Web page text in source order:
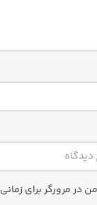
در مرورگر برای